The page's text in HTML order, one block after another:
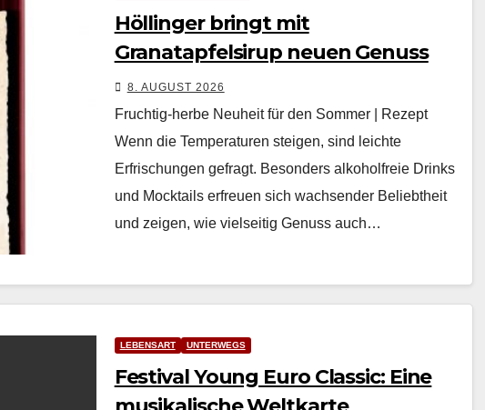
Höllinger bringt mit
Granatapfelsirup neuen Genuss
8. AUGUST 2026
Fruchtig-herbe Neuheit für den Sommer | Rezept
Wenn die Tem­per­a­turen steigen, sind leichte
Erfrischun­gen gefragt. Beson­ders alko­hol­freie Drinks
und Mock­tails erfreuen sich wach­sender Beliebtheit
und zeigen, wie viel­seit­ig Genuss auch…
LEBENSART UNTERWEGS
Festival Young Euro Classic: Eine